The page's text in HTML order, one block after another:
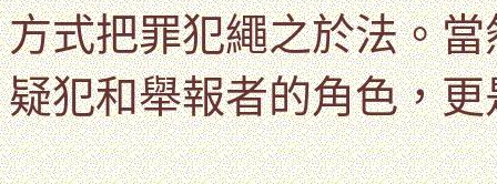
方式把罪犯繩之於法。
疑犯和舉報者的角色，